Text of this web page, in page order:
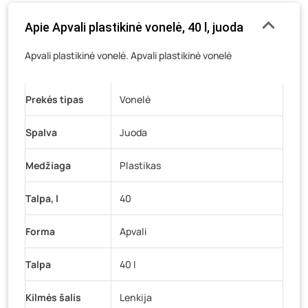
Luokės g. 82, Telšiai- 26 vienetai
Veteranų g. 11, Visaginas- 1 vienetas
Vilniaus g. 89D, Ukmergė
K. Donelaičio g. 17, Rokiškis- 10 vienetų
Šaltupės g. 64, Zarasai
Apie Apvali plastikinė vonelė, 40 l, juoda
Apvali plastikinė vonelė. Apvali plastikinė vonelė
Prekės tipas Vonelė
Spalva Juoda
Medžiaga Plastikas
Talpa, l 40
Forma Apvali
Talpa 40 l
Kilmės šalis Lenkija